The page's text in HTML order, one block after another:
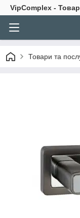
VipComplex -
Товари та